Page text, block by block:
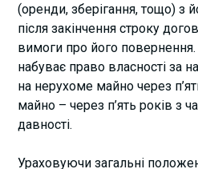
(оренди, зберігання, тощо) з
після закінчення строку
вимоги про його повернення.
набуває право власності за
на нерухоме майно через
майно – через п’ять років з
давності.
Ураховуючи загальні